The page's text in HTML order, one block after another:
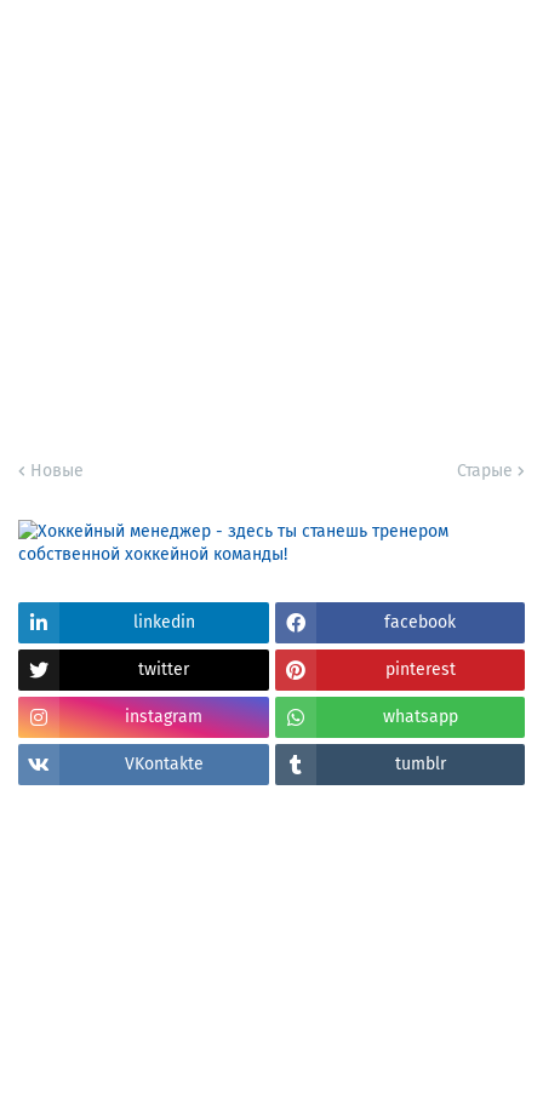
Новые Старые
linkedin facebook
twitter pinterest
instagram whatsapp
VKontakte tumblr